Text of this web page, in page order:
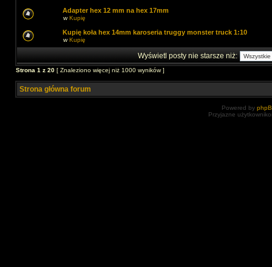
Adapter hex 12 mm na hex 17mm
wKupię
Kupię koła hex 14mm karoseria truggy monster truck 1:10
wKupię
Wyświetl posty nie starsze niż:
Strona 1 z 20 [ Znaleziono więcej niż 1000 wyników ]
Strona główna forum
Powered by
Przyjazne